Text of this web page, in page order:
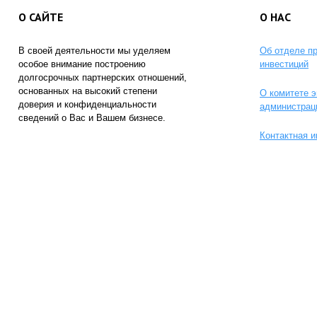
О САЙТЕ
В своей деятельности мы уделяем
особое внимание построению
долгосрочных партнерских отношений,
основанных на высокий степени
доверия и конфиденциальности
сведений о Вас и Вашем бизнесе.
О НАС
Об отделе
инвестиций
О комитете
Контактная